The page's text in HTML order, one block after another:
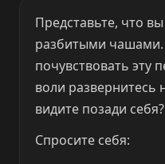
Представьте, что
разбитыми чашами.
почувствовать эту
воли развернитесь
видите позади себя?
Спросите себя: